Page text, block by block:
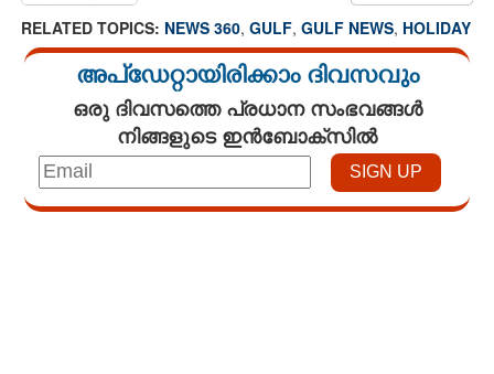
RELATED TOPICS: NEWS 360, GULF, GULF NEWS, HOLIDAY
അപ്ഡേറ്റായിരിക്കാം ദിവസവും
ഒരു ദിവസത്തെ പ്രധാന സംഭവങ്ങൾ
നിങ്ങളുടെ ഇൻബോക്സിൽ